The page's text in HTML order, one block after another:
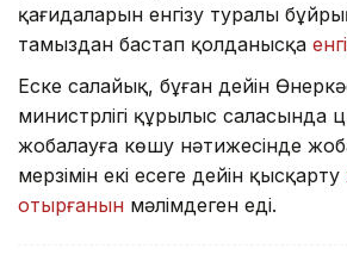
қағидаларын енгізу туралы
тамыздан бастап қолданысқа
Еске салайық, бұған дейін
министрлігі құрылыс саласында
жобалауға көшу нәтижесінде
мерзімін екі есеге дейін қысқарту
отырғанын мәлімдеген еді.